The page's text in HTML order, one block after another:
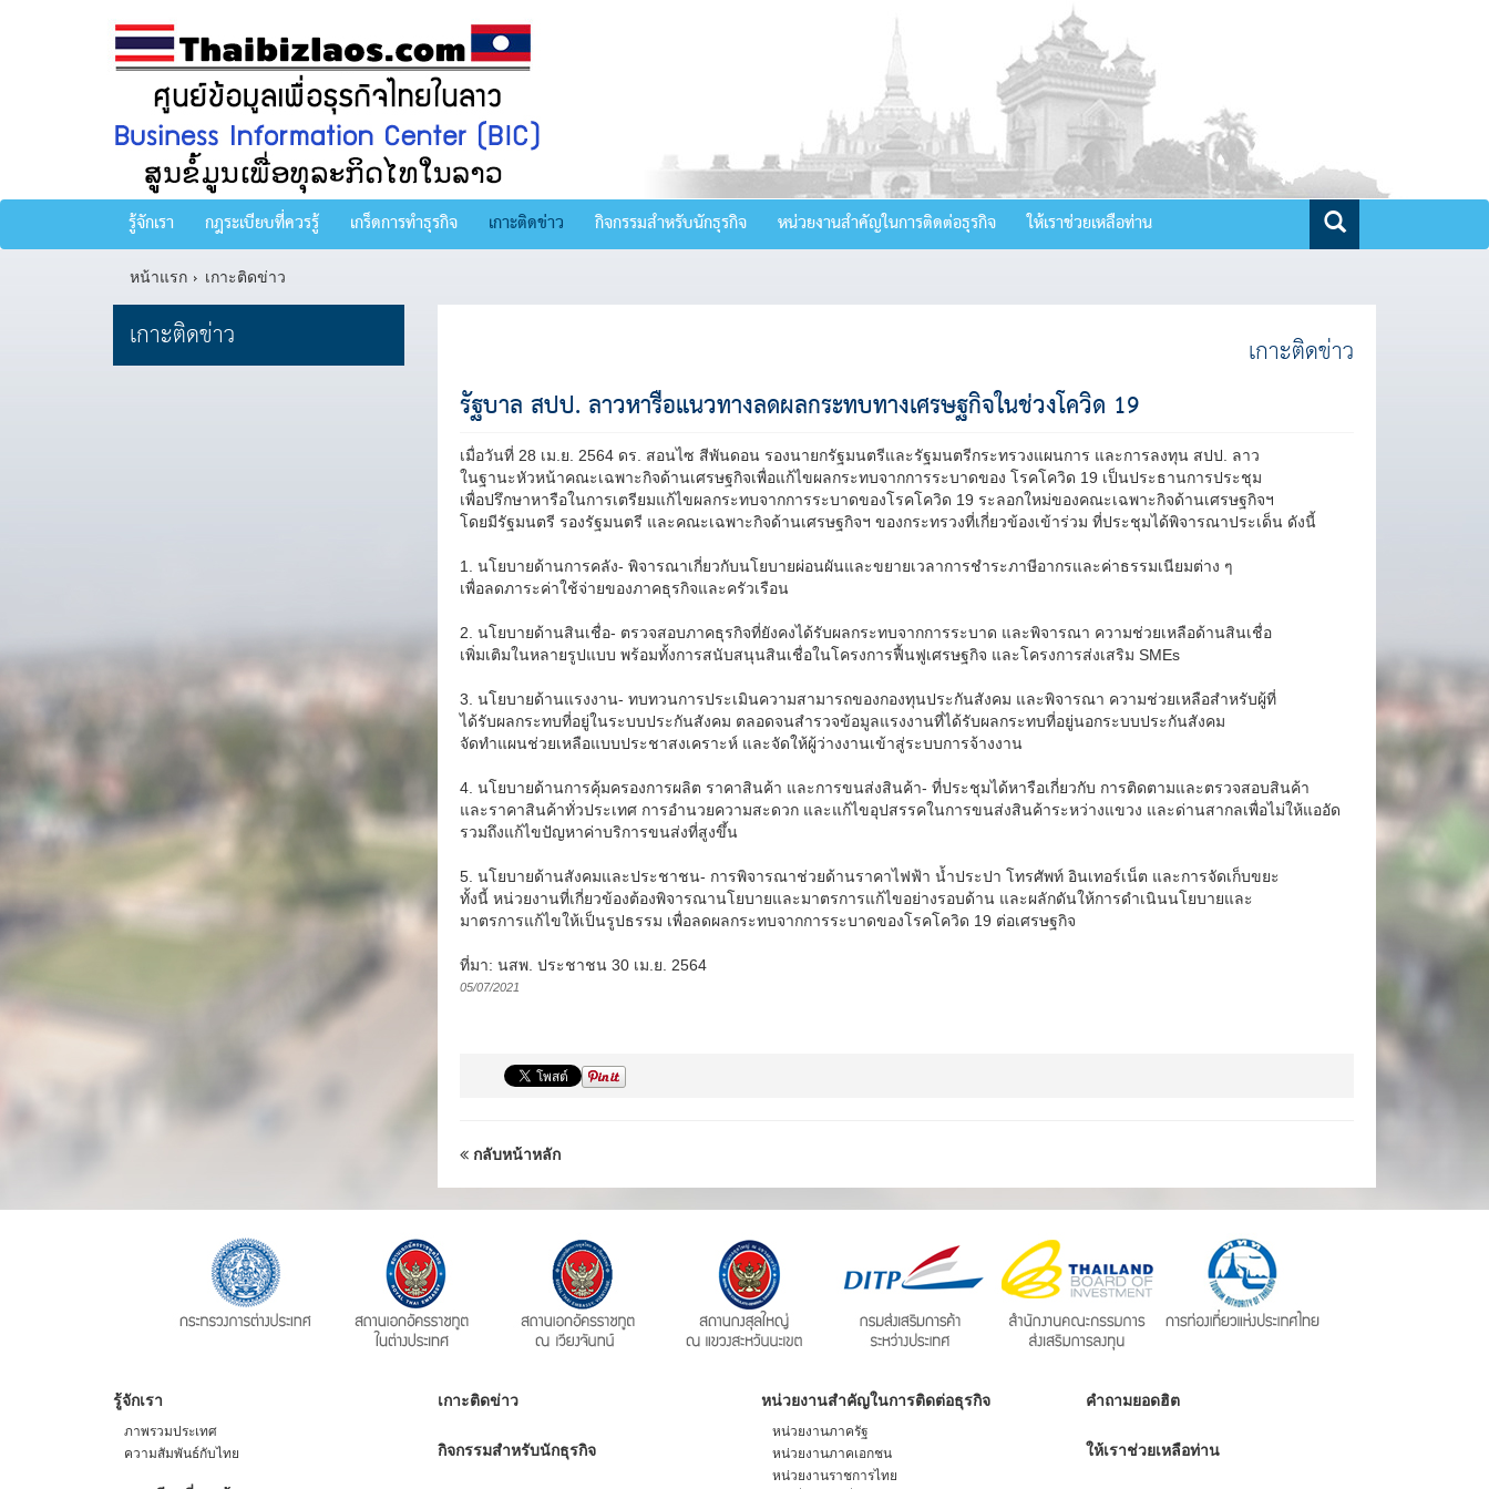
รู้จักเรา กฎระเบียบที่ควรรู้ เกร็ดการทำธุรกิจ เกาะติดข่าว กิจกรรมสำหรับนักธุรกิจ หน่วยงานสำคัญในการติดต่อธุรกิจ ให้เราช่วยเหลือท่าน
หน้าแรก เกาะติดข่าว
เกาะติดข่าว เกาะติดข่าว
รัฐบาล สปป. ลาวหารือแนวทางลดผลกระทบทางเศรษฐกิจในช่วงโควิด 19
เมื่อวันที่ 28 เม.ย. 2564 ดร. สอนไซ สีพันดอน รองนายกรัฐมนตรีและรัฐมนตรีกระทรวงแผนการ และการลงทุน สปป. ลาว
ในฐานะหัวหน้าคณะเฉพาะกิจด้านเศรษฐกิจเพื่อแก้ไขผลกระทบจากการระบาดของ โรคโควิด 19 เป็นประธานการประชุม
เพื่อปรึกษาหารือในการเตรียมแก้ไขผลกระทบจากการระบาดของโรคโควิด 19 ระลอกใหม่ของคณะเฉพาะกิจด้านเศรษฐกิจฯ
โดยมีรัฐมนตรี รองรัฐมนตรี และคณะเฉพาะกิจด้านเศรษฐกิจฯ ของกระทรวงที่เกี่ยวข้องเข้าร่วม ที่ประชุมได้พิจารณาประเด็น ดังนี้
1. นโยบายด้านการคลัง- พิจารณาเกี่ยวกับนโยบายผ่อนผันและขยายเวลาการชำระภาษีอากรและค่าธรรมเนียมต่าง ๆ
เพื่อลดภาระค่าใช้จ่ายของภาคธุรกิจและครัวเรือน
2. นโยบายด้านสินเชื่อ- ตรวจสอบภาคธุรกิจที่ยังคงได้รับผลกระทบจากการระบาด และพิจารณา ความช่วยเหลือด้านสินเชื่อ
เพิ่มเติมในหลายรูปแบบ พร้อมทั้งการสนับสนุนสินเชื่อในโครงการฟื้นฟูเศรษฐกิจ และโครงการส่งเสริม SMEs
3. นโยบายด้านแรงงาน- ทบทวนการประเมินความสามารถของกองทุนประกันสังคม และพิจารณา ความช่วยเหลือสำหรับผู้ที่
ได้รับผลกระทบที่อยู่ในระบบประกันสังคม ตลอดจนสำรวจข้อมูลแรงงานที่ได้รับผลกระทบที่อยู่นอกระบบประกันสังคม
จัดทำแผนช่วยเหลือแบบประชาสงเคราะห์ และจัดให้ผู้ว่างงานเข้าสู่ระบบการจ้างงาน
4. นโยบายด้านการคุ้มครองการผลิต ราคาสินค้า และการขนส่งสินค้า- ที่ประชุมได้หารือเกี่ยวกับ การติดตามและตรวจสอบสินค้า
และราคาสินค้าทั่วประเทศ การอำนวยความสะดวก และแก้ไขอุปสรรคในการขนส่งสินค้าระหว่างแขวง และด่านสากลเพื่อไม่ให้แออัด
รวมถึงแก้ไขปัญหาค่าบริการขนส่งที่สูงขึ้น
5. นโยบายด้านสังคมและประชาชน- การพิจารณาช่วยด้านราคาไฟฟ้า น้ำประปา โทรศัพท์ อินเทอร์เน็ต และการจัดเก็บขยะ
ทั้งนี้ หน่วยงานที่เกี่ยวข้องต้องพิจารณานโยบายและมาตรการแก้ไขอย่างรอบด้าน และผลักดันให้การดำเนินนโยบายและ
มาตรการแก้ไขให้เป็นรูปธรรม เพื่อลดผลกระทบจากการระบาดของโรคโควิด 19 ต่อเศรษฐกิจ
ที่มา: นสพ. ประชาชน 30 เม.ย. 2564
05/07/2021
กลับหน้าหลัก
รู้จักเรา
ภาพรวมประเทศ
ความสัมพันธ์กับไทย
เกาะติดข่าว
กิจกรรมสำหรับนักธุรกิจ
หน่วยงานสำคัญในการติดต่อธุรกิจ
หน่วยงานภาครัฐ
หน่วยงานภาคเอกชน
หน่วยงานราชการไทย
คำถามยอดฮิต
ให้เราช่วยเหลือท่าน